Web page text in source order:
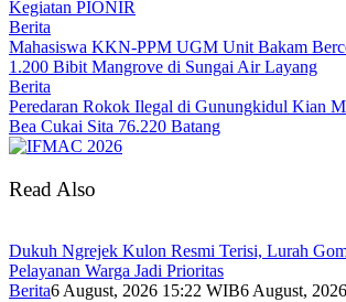
Kegiatan PIONIR
Berita
Mahasiswa KKN-PPM UGM Unit Bakam
1.200 Bibit Mangrove di Sungai Air Layang
Berita
Peredaran Rokok Ilegal di Gunungkidul Kian
Bea Cukai Sita 76.220 Batang
Read Also
Dukuh Ngrejek Kulon Resmi Terisi, Lurah
Pelayanan Warga Jadi Prioritas
Berita6 August, 2026 15:22 WIB6 August,